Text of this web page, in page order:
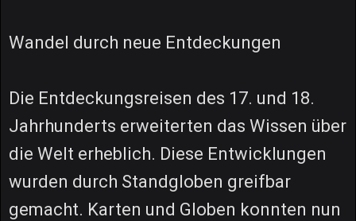
Wandel durch neue Entdeckungen
Die Entdeckungsreisen des 17. und 18.
Jahrhunderts erweiterten das Wissen über
die Welt erheblich. Diese Entwicklungen
wurden durch Standgloben greifbar
gemacht. Karten und Globen konnten nun